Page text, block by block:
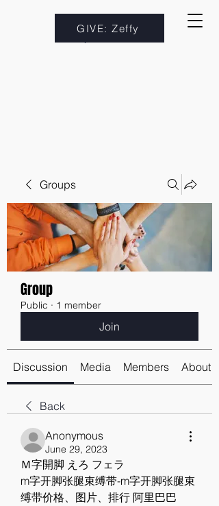
GIVE: Zeffy
Groups
Group
Public · 1 member
Join
Discussion Media Members About
Back
Anonymous
June 29, 2023
Ｍ字開脚 えろ フェラ
m字开脚张腿束缚带-m字开脚张腿束
缚带价格、图片、排行 阿里巴巴